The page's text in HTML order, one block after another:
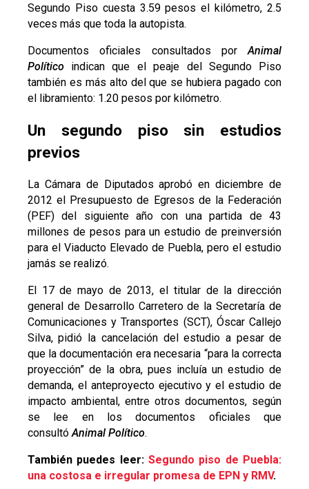
Segundo Piso cuesta 3.59 pesos el kilómetro, 2.5
veces más que toda la autopista.
Documentos oficiales consultados porAnimal
Político indican que el peaje del Segundo Piso
también es más alto del que se hubiera pagado con
el libramiento: 1.20 pesos por kilómetro.
Un segundo piso sin estudios
previos
La Cámara de Diputados aprobó en diciembre de
2012 el Presupuesto de Egresos de la Federación
(PEF) del siguiente año con una partida de 43
millones de pesos para un estudio de preinversión
para el Viaducto Elevado de Puebla, pero el estudio
jamás se realizó.
El 17 de mayo de 2013, el titular de la dirección
general de Desarrollo Carretero de la Secretaría de
Comunicaciones y Transportes (SCT), Óscar Callejo
Silva, pidió la cancelación del estudio a pesar de
que la documentación era necesaria “para la correcta
proyección” de la obra, pues incluía un estudio de
demanda, el anteproyecto ejecutivo y el estudio de
impacto ambiental, entre otros documentos, según
se lee en los documentos oficiales que
consultó Animal Político.
También puedes leer: Segundo piso de Puebla:
una costosa e irregular promesa de EPN y RMV.